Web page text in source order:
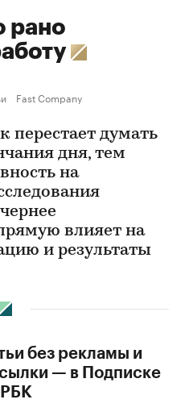
рано
Fast Company
перестает думать
дня, тем
на
влияет на
и результаты
без рекламы и
— в Подписке
РБК